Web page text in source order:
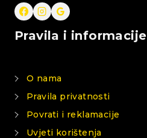
Pravila i informacije
O nama
Pravila privatnosti
Povrati i reklamacije
Uvjeti korištenja